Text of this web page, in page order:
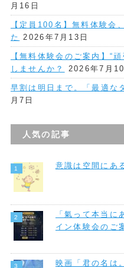
月16日
【定員100名】無料体験会
た
2026年7月13日
【無料体験会のご案内】“
しませんか？
2026年7月10
早割は明日まで。「最適な
月7日
人気の記事
意識は空間にあ
「氣って本当に
イン体験会のご
映画「君の名は